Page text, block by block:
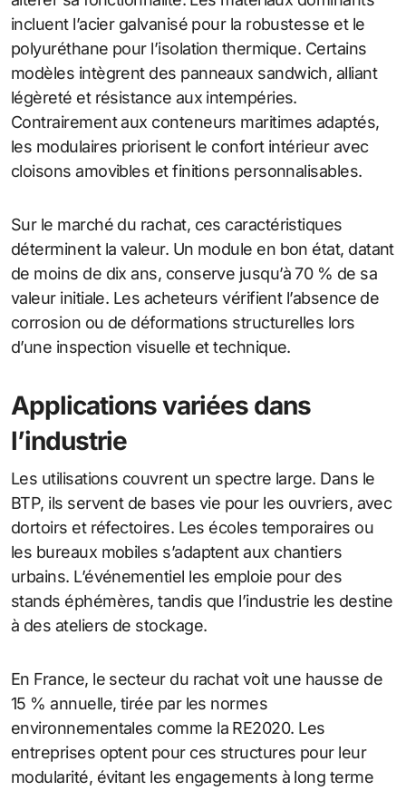
incluent l’acier galvanisé pour la robustesse et le
polyuréthane pour l’isolation thermique. Certains
modèles intègrent des panneaux sandwich, alliant
légèreté et résistance aux intempéries.
Contrairement aux conteneurs maritimes adaptés,
les modulaires priorisent le confort intérieur avec
cloisons amovibles et finitions personnalisables.
Sur le marché du rachat, ces caractéristiques
déterminent la valeur. Un module en bon état, datant
de moins de dix ans, conserve jusqu’à 70 % de sa
valeur initiale. Les acheteurs vérifient l’absence de
corrosion ou de déformations structurelles lors
d’une inspection visuelle et technique.
Applications variées dans
l’industrie
Les utilisations couvrent un spectre large. Dans le
BTP, ils servent de bases vie pour les ouvriers, avec
dortoirs et réfectoires. Les écoles temporaires ou
les bureaux mobiles s’adaptent aux chantiers
urbains. L’événementiel les emploie pour des
stands éphémères, tandis que l’industrie les destine
à des ateliers de stockage.
En France, le secteur du rachat voit une hausse de
15 % annuelle, tirée par les normes
environnementales comme la RE2020. Les
entreprises optent pour ces structures pour leur
modularité, évitant les engagements à long terme